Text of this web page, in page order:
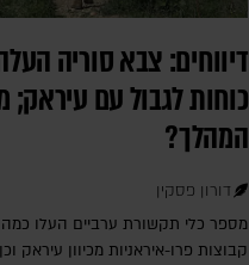
דיווחים: צבא סוריה
כוחות לגבול עם עיראק;
המהלך?
דורון פסקין
מספר כלי תקשורת ערביים העלו
קבוצות פרו-איראניות מכיוון עיראק